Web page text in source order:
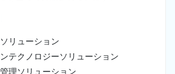
リューション
テクノロジーソリューション
理ソリューション